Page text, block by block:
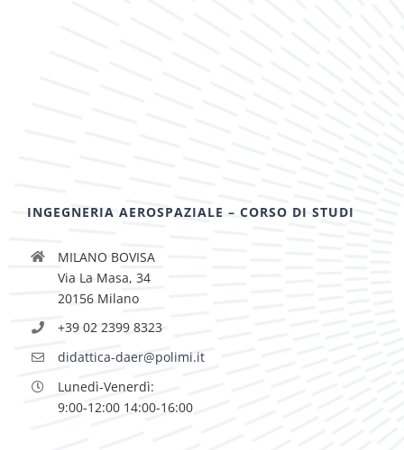
INGEGNERIA AEROSPAZIALE – CORSO DI STUDI
MILANO BOVISA
Via La Masa, 34
20156 Milano
+39 02 2399 8323
didattica-daer@polimi.it
Lunedì-Venerdì:
9:00-12:00 14:00-16:00